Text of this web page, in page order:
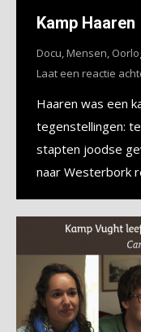
Kamp Haaren
Docu,Mensen,
Laat een reactie
Haaren was een
tegenstellingen:
stapten joodse
naar Westerbork